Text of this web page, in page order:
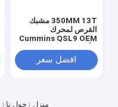
350MM 13T مشبك
القرص لمحرك
Cummins QSL9 OEM
افضل سعر
منزل حول نا